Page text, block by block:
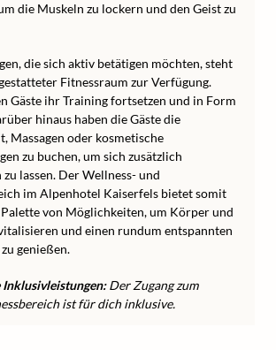
die Muskeln zu lockern und den Geist zu
die sich aktiv betätigen möchten, steht
Fitnessraum zur Verfügung.
Gäste ihr Training fortsetzen und in Form
hinaus haben die Gäste die
Massagen oder kosmetische
zu buchen, um sich zusätzlich
lassen. Der Wellness- und
im Alpenhotel Kaiserfels bietet somit
von Möglichkeiten, um Körper und
und einen rundum entspannten
genießen.
Inklusivleistungen:Der Zugang zum
ist für dich inklusive.